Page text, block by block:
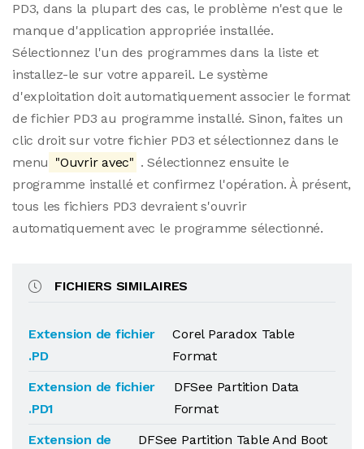
PD3, dans la plupart des cas, le problème n'est que le
manque d'application appropriée installée.
Sélectionnez l'un des programmes dans la liste et
installez-le sur votre appareil. Le système
d'exploitation doit automatiquement associer le format
de fichier PD3 au programme installé. Sinon, faites un
clic droit sur votre fichier PD3 et sélectionnez dans le
menu "Ouvrir avec" . Sélectionnez ensuite le
programme installé et confirmez l'opération. À présent,
tous les fichiers PD3 devraient s'ouvrir
automatiquement avec le programme sélectionné.
FICHIERS SIMILAIRES
Extension de fichier
.PD
Corel Paradox Table
Format
Extension de fichier
.PD1
DFSee Partition Data
Format
Extension de
DFSee Partition Table And Boot